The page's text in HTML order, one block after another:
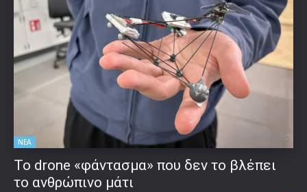
ΝΕΑ
Το drone «φάντασμα» που δεν το βλέπει
το ανθρώπινο μάτι